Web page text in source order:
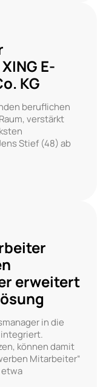
E-
KG
beruflichen
verstärkt
Stief (48) ab
erweitert
in die
können damit
Mitarbeiter“